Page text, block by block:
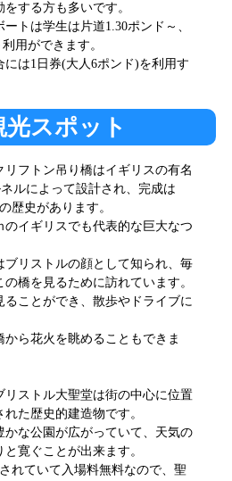
する方も多いです。
トは学生は片道1.30ポンド～、
用ができます。
には1日券(大人6ポンド)を利用す
光スポット
リフトン吊り橋はイギリスの有名
ルによって設計され、完成は
歴史があります。
のイギリスでも代表的な巨大なつ
ブリストルの顔として知られ、毎
橋を見るために訪れています。
ることができ、散歩やドライブに
から花火を眺めることもできま
リストル大聖堂は街の中心に位置
れた歴史的建造物です。
かな公園が広がっていて、天気の
寛ぐことが出来ます。
れていて入場料無料なので、聖